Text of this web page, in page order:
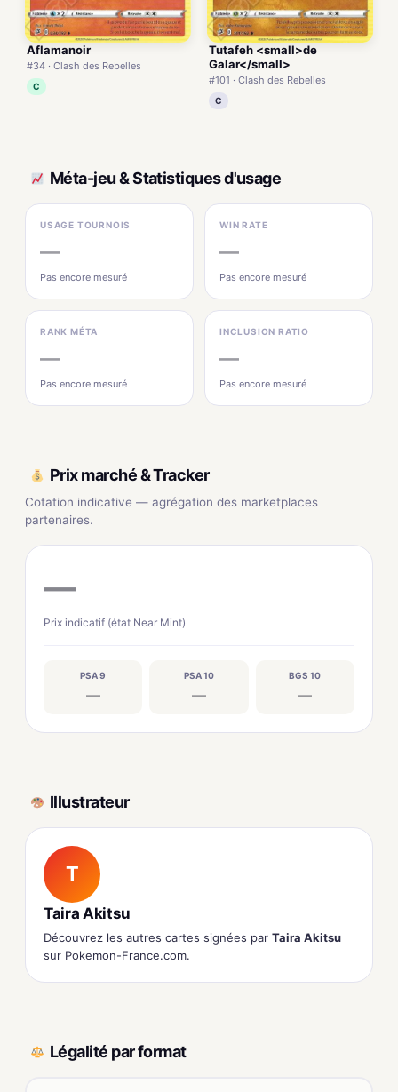
Aflamanoir
#34 · Clash des Rebelles
C
Tutafeh <small>de
Galar</small>
#101 · Clash des Rebelles
C
Méta-jeu & Statistiques d'usage
USAGE TOURNOIS
—
Pas encore mesuré
WIN RATE
—
Pas encore mesuré
RANK MÉTA
—
Pas encore mesuré
INCLUSION RATIO
—
Pas encore mesuré
Prix marché & Tracker
Cotation indicative — agrégation des marketplaces
partenaires.
—
Prix indicatif (état Near Mint)
PSA 9
—
PSA 10
—
BGS 10
—
Illustrateur
T
Taira Akitsu
Découvrez les autres cartes signées par Taira Akitsu
sur Pokemon-France.com.
Légalité par format